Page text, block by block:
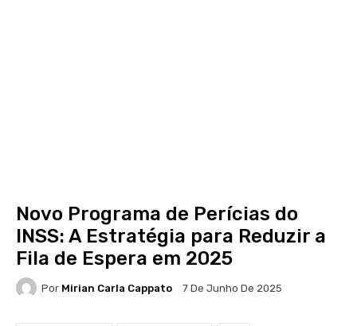
Novo Programa de Perícias do
INSS: A Estratégia para Reduzir a
Fila de Espera em 2025
Por Mirian Carla Cappato 7 De Junho De 2025